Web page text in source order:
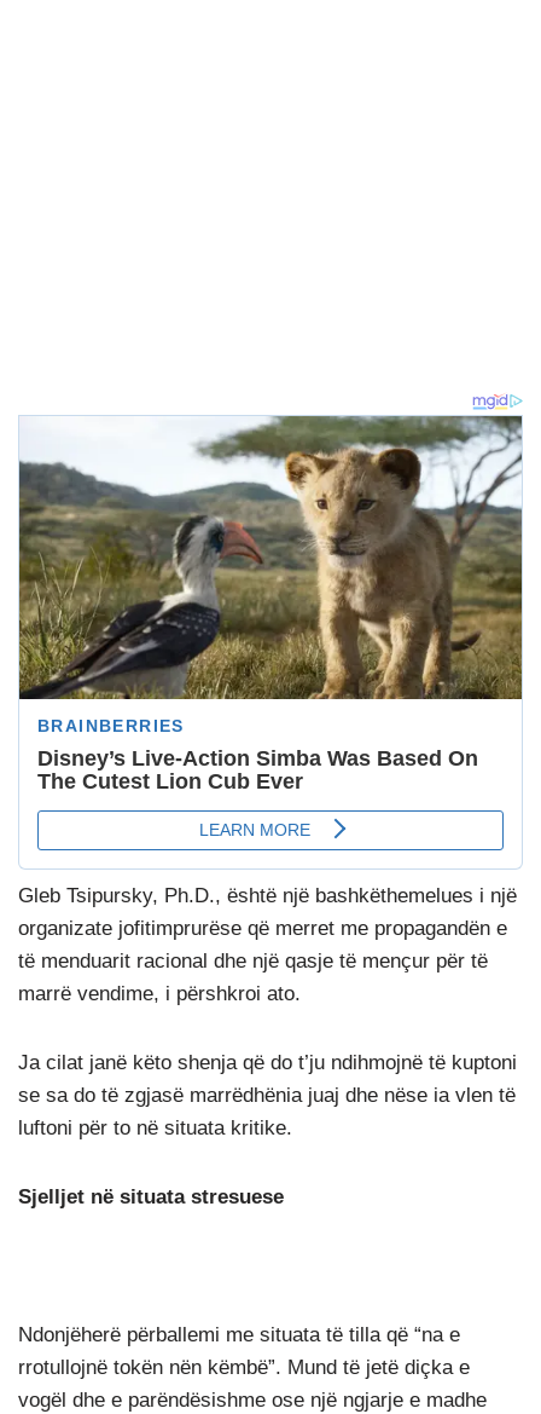
Gleb Tsipursky, Ph.D., është një bashkëthemelues i një
organizate jofitimprurëse që merret me propagandën e
të menduarit racional dhe një qasje të mençur për të
marrë vendime, i përshkroi ato.
Ja cilat janë këto shenja që do t’ju ndihmojnë të kuptoni
se sa do të zgjasë marrëdhënia juaj dhe nëse ia vlen të
luftoni për to në situata kritike.
Sjelljet në situata stresuese
Ndonjëherë përballemi me situata të tilla që “na e
rrotullojnë tokën nën këmbë”. Mund të jetë diçka e
vogël dhe e parëndësishme ose një ngjarje e madhe